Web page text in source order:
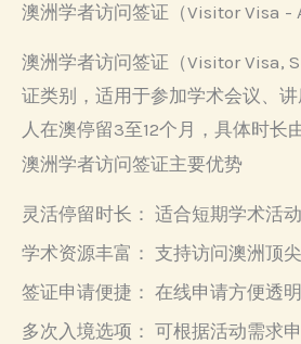
澳洲学者访问签证（Visitor Visa
澳洲学者访问签证（Visitor Visa,
证类别，适用于参加学术会议、
人在澳停留3至12个月，具体时长
澳洲学者访问签证主要优势
灵活停留时长： 适合短期学术活
学术资源丰富： 支持访问澳洲顶
签证申请便捷： 在线申请方便透
多次入境选项： 可根据活动需求